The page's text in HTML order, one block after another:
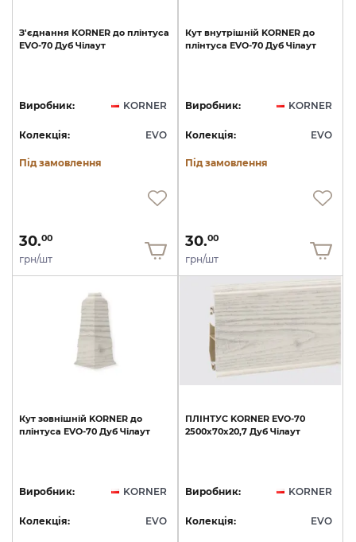
З'єднання KORNER до плінтуса
EVO-70 Дуб Чілаут
Виробник: KORNER
Колекція: EVO
Під замовлення
30.00
грн/шт
Кут внутрішній KORNER до
плінтуса EVO-70 Дуб Чілаут
Виробник: KORNER
Колекція: EVO
Під замовлення
30.00
грн/шт
Кут зовнішній KORNER до
плінтуса EVO-70 Дуб Чілаут
Виробник: KORNER
Колекція: EVO
ПЛІНТУС KORNER EVO-70
2500х70х20,7 Дуб Чілаут
Виробник: KORNER
Колекція: EVO